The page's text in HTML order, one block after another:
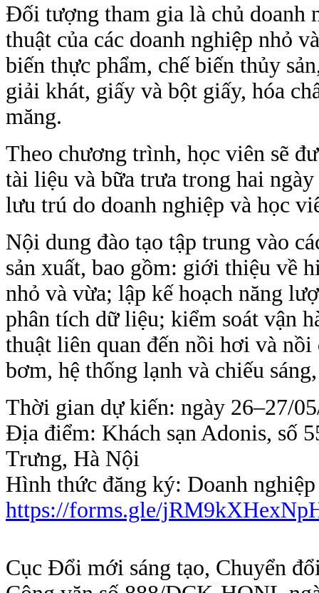
Đối tượng tham gia là chủ doanh
thuật của các doanh nghiệp nhỏ
biến thực phẩm, chế biến thủy
giải khát, giấy và bột giấy, hóa
măng.
Theo chương trình, học viên sẽ
tài liệu và bữa trưa trong hai
lưu trú do doanh nghiệp và học
Nội dung đào tạo tập trung vào
sản xuất, bao gồm: giới thiệu về
nhỏ và vừa; lập kế hoạch năng
phân tích dữ liệu; kiểm soát vận
thuật liên quan đến nồi hơi và
bơm, hệ thống lạnh và chiếu
Thời gian dự kiến: ngày 26–27/
Địa điểm: Khách sạn Adonis, số
Trưng, Hà Nội
Hình thức đăng ký: Doanh
https://forms.gle/
Cục Đổi mới sáng tạo, Chuyển